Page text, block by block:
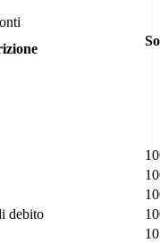
debito
10